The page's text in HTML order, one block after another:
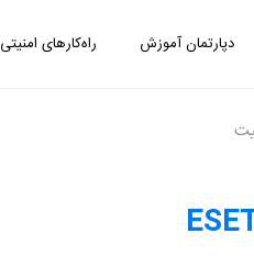
دپارتمان آموزش راه‌کارهای امنیتی